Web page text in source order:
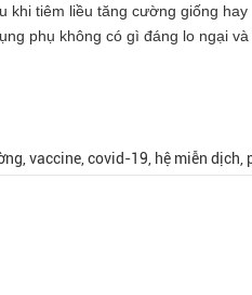
khi tiêm liều tăng cường giống
phụ không có gì đáng lo ngại và
vaccine, covid-19, hệ miễn